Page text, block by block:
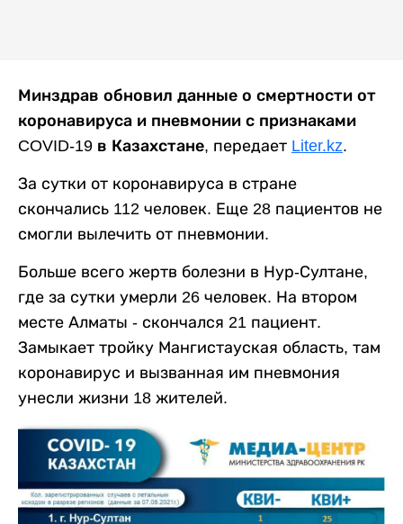
Минздрав обновил данные о смертности от
коронавируса и пневмонии с признаками
COVID-19 в Казахстане, передает Liter.kz.
За сутки от коронавируса в стране
скончались 112 человек. Еще 28 пациентов не
смогли вылечить от пневмонии.
Больше всего жертв болезни в Нур-Султане,
где за сутки умерли 26 человек. На втором
месте Алматы - скончался 21 пациент.
Замыкает тройку Мангистауская область, там
коронавирус и вызванная им пневмония
унесли жизни 18 жителей.